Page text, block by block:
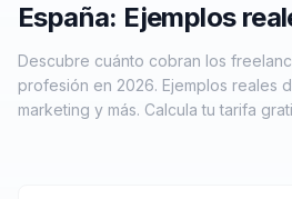
Contacto
Calculadora Freelance
España: Ejemplos
Descubre cuánto cobran los
profesión en 2026. Ejemplos reales
marketing y más. Calcula tu tarifa